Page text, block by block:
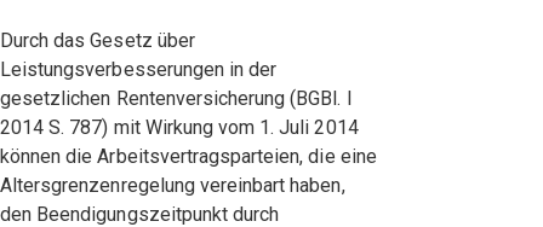
Durch das Gesetz über
Leistungsverbesserungen in der
gesetzlichen Rentenversicherung (BGBl. I
2014 S. 787) mit Wirkung vom 1. Juli 2014
können die Arbeitsvertragsparteien, die eine
Altersgrenzenregelung vereinbart haben,
den Beendigungszeitpunkt durch